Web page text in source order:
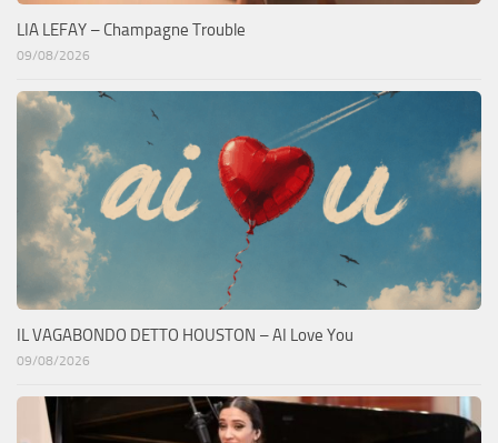
LIA LEFAY – Champagne Trouble
09/08/2026
IL VAGABONDO DETTO HOUSTON – AI Love You
09/08/2026